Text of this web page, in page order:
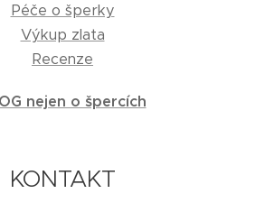
Péče o šperky
Výkup zlata
Recenze
nejen o špercích
KONTAKT